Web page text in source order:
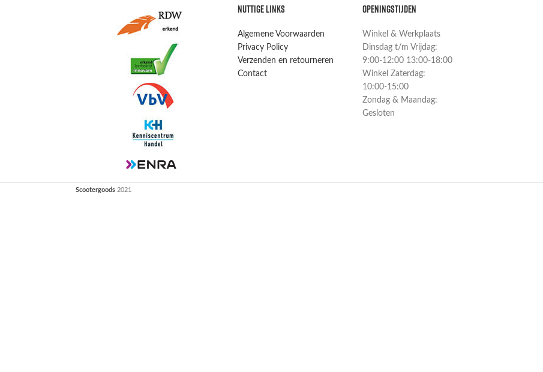
NUTTIGE LINKS
Algemene Voorwaarden
Privacy Policy
Verzenden en retourneren
Contact
OPENINGSTIJDEN
Winkel & Werkplaats
Dinsdag t/m Vrijdag:
9:00-12:00 13:00-18:00
Winkel Zaterdag:
10:00-15:00
Zondag & Maandag:
Gesloten
Scootergoods2021